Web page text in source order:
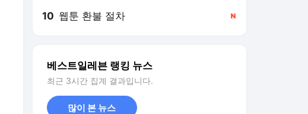
10 웹툰 환불 절차
베스트일레븐 랭킹 뉴스
최근 3시간 집계 결과입니다.
많이 본 뉴스